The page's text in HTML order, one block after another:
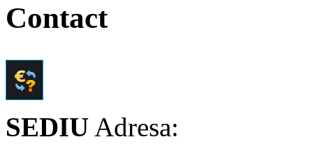
Contact
SEDIU Adresa: